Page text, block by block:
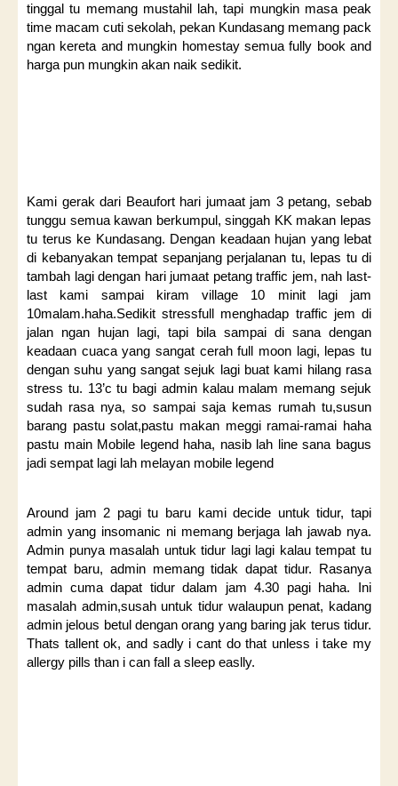
tinggal tu memang mustahil lah, tapi mungkin masa peak
time macam cuti sekolah, pekan Kundasang memang pack
ngan kereta and mungkin homestay semua fully book and
harga pun mungkin akan naik sedikit.
Kami gerak dari Beaufort hari jumaat jam 3 petang, sebab
tunggu semua kawan berkumpul, singgah KK makan lepas
tu terus ke Kundasang. Dengan keadaan hujan yang lebat
di kebanyakan tempat sepanjang perjalanan tu, lepas tu di
tambah lagi dengan hari jumaat petang traffic jem, nah last-
last kami sampai kiram village 10 minit lagi jam
10malam.haha.Sedikit stressfull menghadap traffic jem di
jalan ngan hujan lagi, tapi bila sampai di sana dengan
keadaan cuaca yang sangat cerah full moon lagi, lepas tu
dengan suhu yang sangat sejuk lagi buat kami hilang rasa
stress tu. 13’c tu bagi admin kalau malam memang sejuk
sudah rasa nya, so sampai saja kemas rumah tu,susun
barang pastu solat,pastu makan meggi ramai-ramai haha
pastu main Mobile legend haha, nasib lah line sana bagus
jadi sempat lagi lah melayan mobile legend
Around jam 2 pagi tu baru kami decide untuk tidur, tapi
admin yang insomanic ni memang berjaga lah jawab nya.
Admin punya masalah untuk tidur lagi lagi kalau tempat tu
tempat baru, admin memang tidak dapat tidur. Rasanya
admin cuma dapat tidur dalam jam 4.30 pagi haha. Ini
masalah admin,susah untuk tidur walaupun penat, kadang
admin jelous betul dengan orang yang baring jak terus tidur.
Thats tallent ok, and sadly i cant do that unless i take my
allergy pills than i can fall a sleep easlly.